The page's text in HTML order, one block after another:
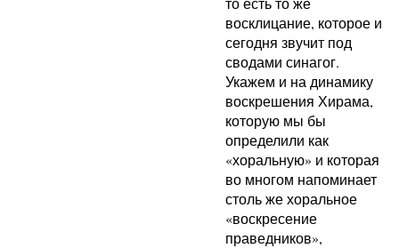
восклицание, которое и
сегодня звучит под
сводами синагог.
Укажем и на динамику
воскрешения Хирама,
которую мы бы
определили как
«хоральную» и которая
во многом напоминает
столь же хоральное
«воскресение
праведников»,